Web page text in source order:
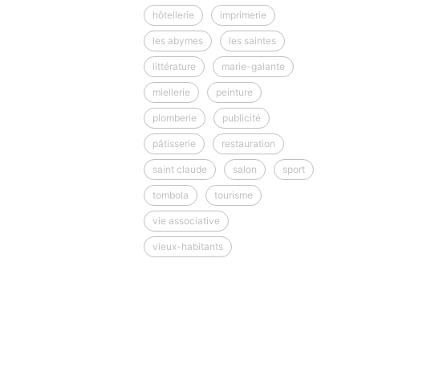
hôtellerie imprimerie
les abymes les saintes
littérature marie-galante
miellerie peinture
plomberie publicité
pâtisserie restauration
saint claude salon sport
tombola tourisme
vie associative
vieux-habitants